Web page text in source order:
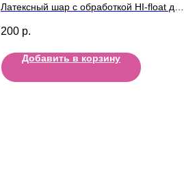
Латексный шар с обработкой HI-float для
200 р.
Добавить в корзину